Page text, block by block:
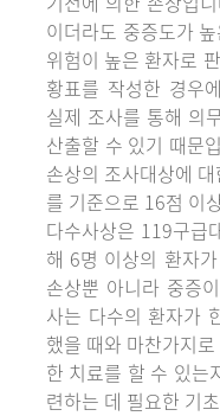
이더라도 중증도가
위험이 높은 환자로
황표를 작성한 경우
실제 조사를 통해 의
산출할 수 있기 때문
손상의 조사대상에
를 기준으로 16점 이
다수사상은 119구급
해 6명 이상의 환자
손상뿐 아니라 중증
사는 다수의 환자가
했을 때와 마찬가지
한 치료를 할 수 있는
련하는 데 필요한 기